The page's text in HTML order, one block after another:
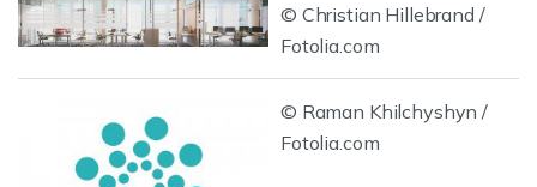
© Christian Hillebrand /
Fotolia.com
© Raman Khilchyshyn /
Fotolia.com